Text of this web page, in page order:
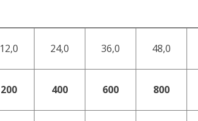
12,0 24,0 36,0 48,0
200 400 600 800